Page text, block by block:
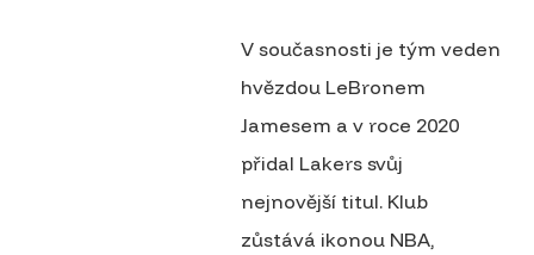
V současnosti je tým veden
hvězdou LeBronem
Jamesem a v roce 2020
přidal Lakers svůj
nejnovější titul. Klub
zůstává ikonou NBA,